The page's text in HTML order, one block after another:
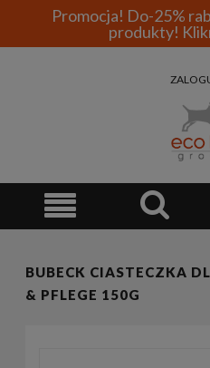
Promocja! Do-25%
produkty!
BUBECK CIASTECZKA
& PFLEGE 150G